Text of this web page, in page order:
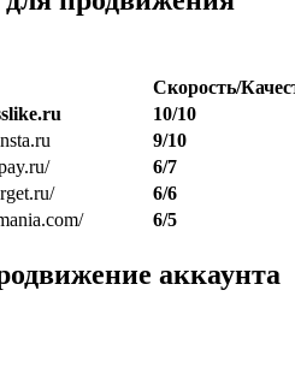
Скорость/
10/10
9/10
6/7
6/6
6/5
аккаунта